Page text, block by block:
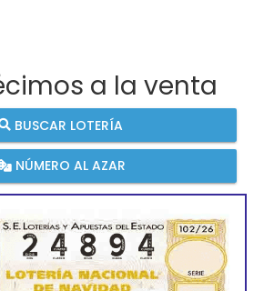
a la venta
BUSCAR LOTERÍA
NÚMERO AL AZAR